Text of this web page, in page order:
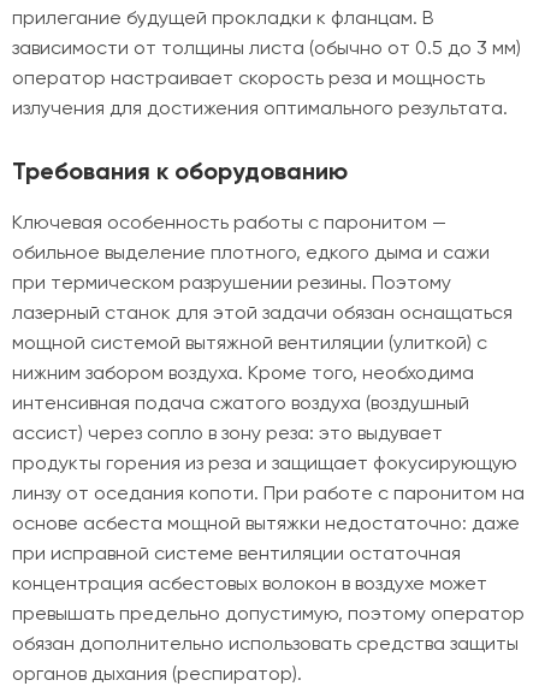
прилегание будущей прокладки к фланцам. В
зависимости от толщины листа (обычно от 0.5 до 3 мм)
оператор настраивает скорость реза и мощность
излучения для достижения оптимального результата.
Требования к оборудованию
Ключевая особенность работы с паронитом —
обильное выделение плотного, едкого дыма и сажи
при термическом разрушении резины. Поэтому
лазерный станок для этой задачи обязан оснащаться
мощной системой вытяжной вентиляции (улиткой) с
нижним забором воздуха. Кроме того, необходима
интенсивная подача сжатого воздуха (воздушный
ассист) через сопло в зону реза: это выдувает
продукты горения из реза и защищает фокусирующую
линзу от оседания копоти. При работе с паронитом на
основе асбеста мощной вытяжки недостаточно: даже
при исправной системе вентиляции остаточная
концентрация асбестовых волокон в воздухе может
превышать предельно допустимую, поэтому оператор
обязан дополнительно использовать средства защиты
органов дыхания (респиратор).